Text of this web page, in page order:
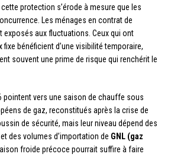
protection s’érode à mesure que les
Les ménages en contrat de
exposés aux fluctuations. Ceux qui ont
bénéficient d’une visibilité temporaire,
souvent une prime de risque qui renchérit le
pointent vers une saison de chauffe sous
de gaz, reconstitués après la crise de
de sécurité, mais leur niveau dépend des
des volumes d’importation de GNL (gaz
froide précoce pourrait suffire à faire